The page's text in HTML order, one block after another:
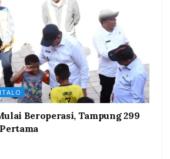
Beroperasi, Tampung 299